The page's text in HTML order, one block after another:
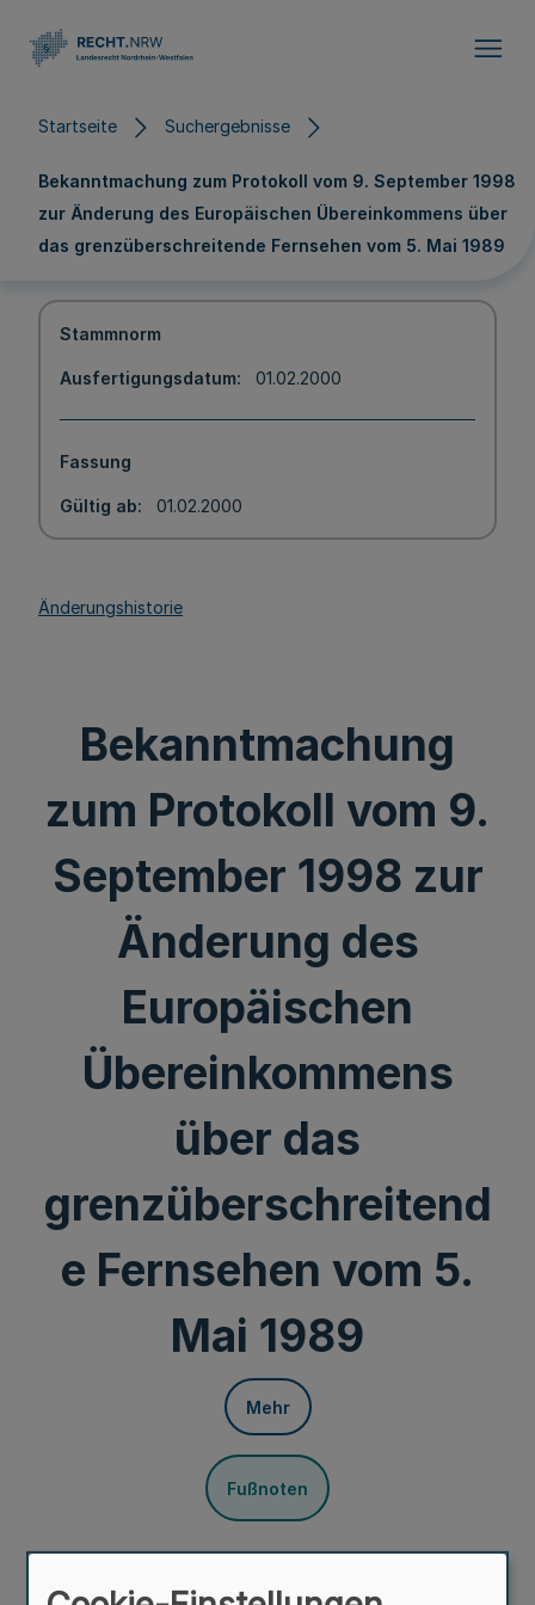
Startseite Suchergebnisse
Bekanntmachung zum Protokoll vom 9. September 1998
zur Änderung des Europäischen Übereinkommens über
das grenzüberschreitende Fernsehen vom 5. Mai 1989
Stammnorm
Ausfertigungsdatum 01.02.2000
Fassung
Gültig ab 01.02.2000
Änderungshistorie
Bekanntmachung
zum Protokoll vom 9.
September 1998 zur
Änderung des
Europäischen
Übereinkommens
über das
grenzüberschreitend
e Fernsehen vom 5.
Mai 1989
Mehr
Fußnoten